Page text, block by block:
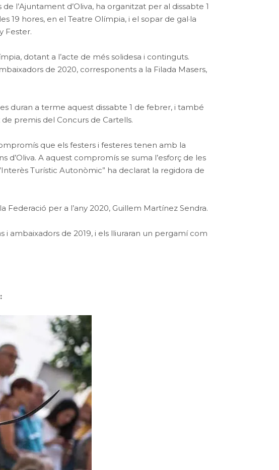
l’Ajuntament d’Oliva, ha organitzat per al dissabte 1
19 hores, en el Teatre Olímpia, i el sopar de gal·la
Fester.
dotant a l’acte de més solidesa i continguts.
de 2020, corresponents a la Filada Masers,
duran a terme aquest dissabte 1 de febrer, i també
premis del Concurs de Cartells.
que els festers i festeres tenen amb la
A aquest compromís se suma l’esforç de les
Turístic Autonòmic” ha declarat la regidora de
per a l’any 2020, Guillem Martínez Sendra.
i ambaixadors de 2019, i els lliuraran un pergamí com